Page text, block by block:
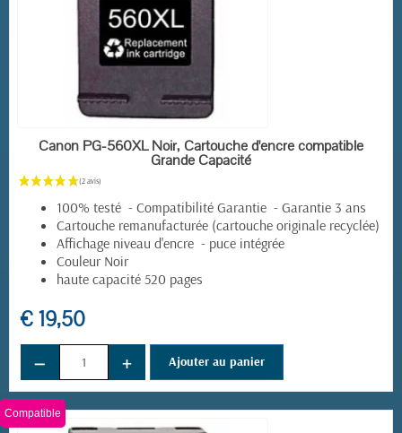
EN STOCK
Canon PG-560XL Noir, Cartouche d'encre compatible
Grande Capacité
100% testé - Compatibilité Garantie - Garantie 3 ans
Cartouche remanufacturée (cartouche originale recyclée)
Affichage niveau d'encre - puce intégrée
Couleur Noir
haute capacité 520 pages
€ 19,50
− + Ajouter au panier
Compatible